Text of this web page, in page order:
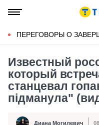
ПЕРЕГОВОРЫ О
Известный
который
станцевал
підманула"
Диана Могилевич